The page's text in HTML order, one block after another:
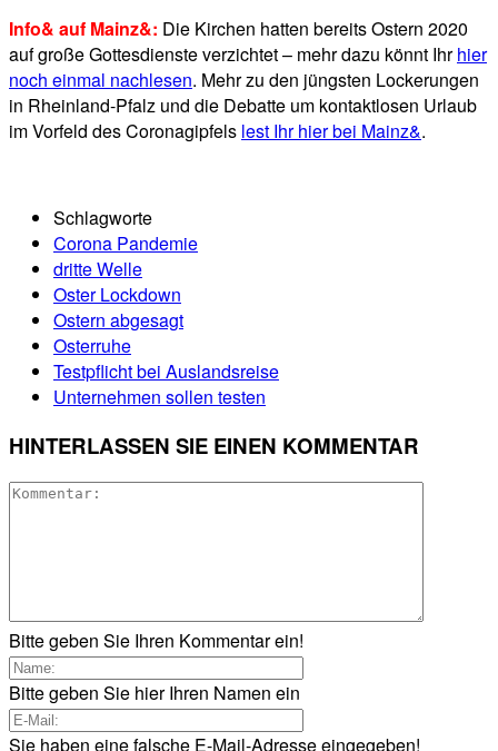
Info& auf Mainz&: Die Kirchen hatten bereits Ostern 2020
auf große Gottesdienste verzichtet – mehr dazu könnt Ihrhier
noch einmal nachlesen. Mehr zu den jüngsten Lockerungen
in Rheinland-Pfalz und die Debatte um kontaktlosen Urlaub
im Vorfeld des Coronagipfels lest Ihr hier bei Mainz&.
Schlagworte
Corona Pandemie
dritte Welle
Oster Lockdown
Ostern abgesagt
Osterruhe
Testpflicht bei Auslandsreise
Unternehmen sollen testen
HINTERLASSEN SIE EINEN KOMMENTAR
Bitte geben Sie Ihren Kommentar ein!
Bitte geben Sie hier Ihren Namen ein
Sie haben eine falsche E-Mail-Adresse eingegeben!